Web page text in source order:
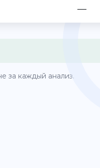
—
за каждый анализ.